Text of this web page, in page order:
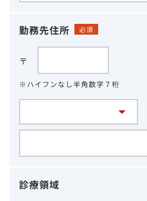
勤務先住所 必須
〒
※ハイフンなし半角数字７桁
診療領域